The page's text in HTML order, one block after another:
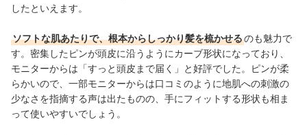
したといえます。
ソフトな肌あたりで、根本からしっかり髪を梳かせるのも魅力で
す。密集したピンが頭皮に沿うようにカーブ形状になっており、
モニターからは「すっと頭皮まで届く」 と好評でした。ピンが柔
らかいので、一部モニターからは口コミのように地肌への刺激の
少なさを指摘する声は出たものの、手にフィットする形状も相ま
って使いやすいでしょう。